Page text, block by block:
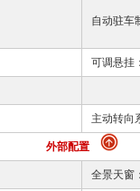
自动驻车
可调悬挂：
主动转向
外部配置
全景天窗：